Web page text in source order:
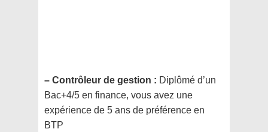
– Contrôleur de gestion : Diplômé d’un
Bac+4/5 en finance, vous avez une
expérience de 5 ans de préférence en
BTP